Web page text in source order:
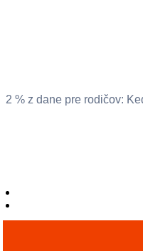
2 % z dane pre rodičov: